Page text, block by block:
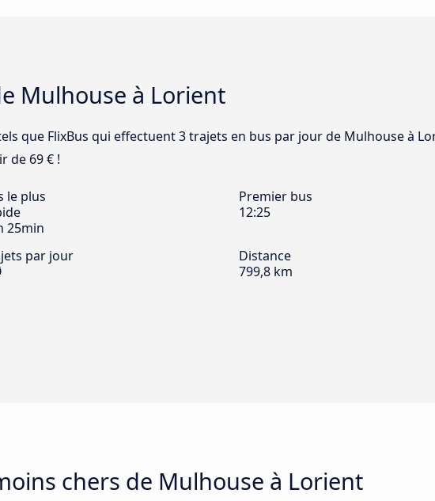
Mulhouse à Lorient
que FlixBus qui effectuent 3 trajets en bus par jour de Mulhouse à
de 69 € !
le plus
25min
Premier bus
12:25
par jour
Distance
799,8 km
chers de Mulhouse à Lorient